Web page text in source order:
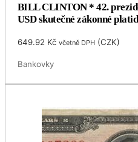
BILL CLINTON * 42.
USD skutečné zákonné
649.92 Kč včetně DPH(CZK)
Bankovky